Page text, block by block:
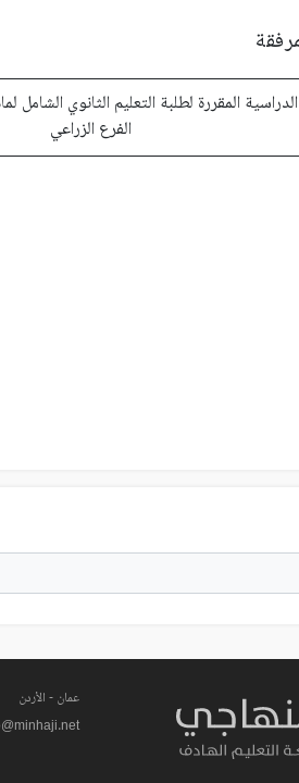
المقررة لطلبة التعليم الثانوي الشامل
الفرع الزراعي
عمان - الأردن